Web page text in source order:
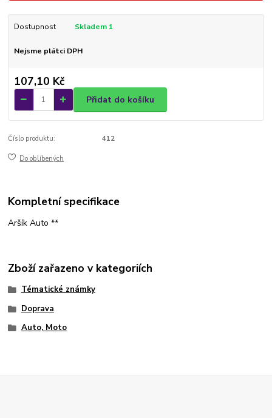
Dostupnost Skladem 1
Nejsme plátci DPH
107,10 Kč
Přidat do košíku
Číslo produktu: 412
Do oblíbených
Kompletní specifikace
Aršík Auto **
Zboží zařazeno v kategoriích
Tématické známky
Doprava
Auto, Moto